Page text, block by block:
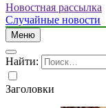
Новостная рассылка
Случайные новости
Меню
Найти:
Заголовки